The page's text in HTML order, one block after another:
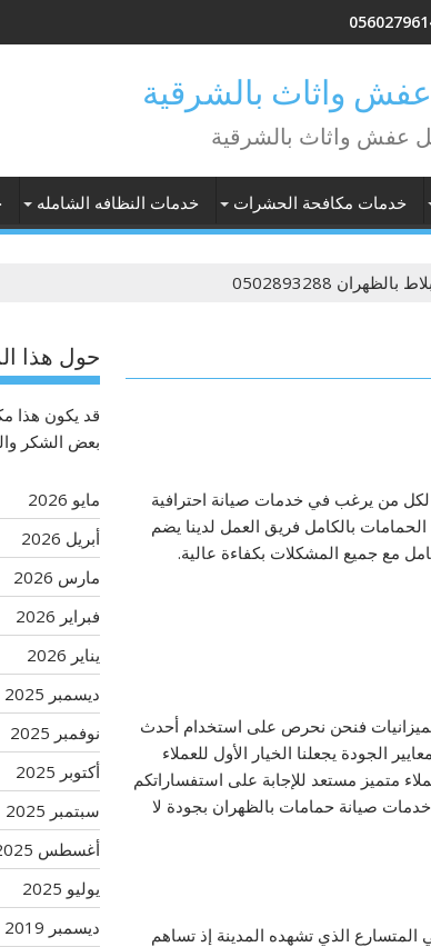
واثاث بالشرقية
عفش واثاث بالشرقية
خدمات مكافحة الحشرات خدمات النظافه الشامله
0502893288
من يرغب في خدمات صيانة احترافية
بالكامل فريق العمل لدينا يضم
مع جميع المشكلات بكفاءة عالية.
فنحن نحرص على استخدام أحدث
الجودة يجعلنا الخيار الأول للعملاء
متميز مستعد للإجابة على استفساراتكم
صيانة حمامات بالظهران بجودة لا
الذي تشهده المدينة إذ تساهم
حول هذا
قد يكون هذا
بعض الشكر
مايو 2026
أبريل 2026
مارس 2026
فبراير 2026
يناير 2026
ديسمبر 2025
نوفمبر 2025
أكتوبر 2025
سبتمبر 2025
أغسطس 2025
يوليو 2025
ديسمبر 2019